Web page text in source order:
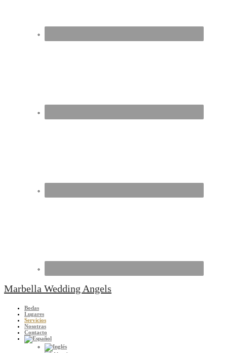
Marbella Wedding Angels
Bodas
Lugares
Servicios
Nosotras
Contacto